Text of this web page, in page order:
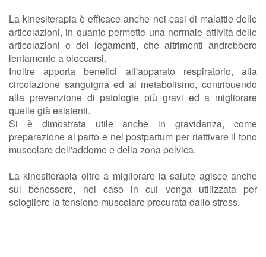
La kinesiterapia è efficace anche nei casi di malattie delle
articolazioni, in quanto permette una normale attività delle
articolazioni e dei legamenti, che altrimenti andrebbero
lentamente a bloccarsi.
Inoltre apporta benefici all'apparato respiratorio, alla
circolazione sanguigna ed al metabolismo, contribuendo
alla prevenzione di patologie più gravi ed a migliorare
quelle già esistenti.
Si è dimostrata utile anche in gravidanza, come
preparazione al parto e nel postpartum per riattivare il tono
muscolare dell'addome e della zona pelvica.
La kinesiterapia oltre a migliorare la salute agisce anche
sul benessere, nel caso in cui venga utilizzata per
sciogliere la tensione muscolare procurata dallo stress.